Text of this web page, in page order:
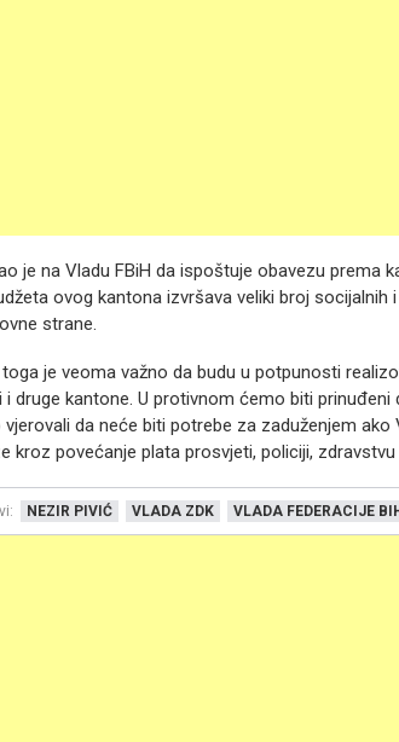
je na Vladu FBiH da ispoštuje obavezu prema
ovog kantona izvršava veliki broj
strane.
je veoma važno da budu u potpunosti
i druge kantone. U protivnom ćemo biti
da neće biti potrebe za zaduženjem
kroz povećanje plata prosvjeti, policiji,
NEZIR PIVIĆ VLADA ZDK VLADA FEDERACIJE